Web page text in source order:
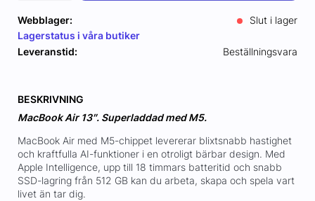
Webblager:
Slut i lager
Lagerstatus i våra butiker
Leveranstid:
Beställningsvara
BESKRIVNING
MacBook Air 13″. Superladdad med M5.
MacBook Air med M5-chippet levererar blixtsnabb hastighet
och kraftfulla AI-funktioner i en otroligt bärbar design. Med
Apple Intelligence, upp till 18 timmars batteritid och snabb
SSD-lagring från 512 GB kan du arbeta, skapa och spela vart
livet än tar dig.